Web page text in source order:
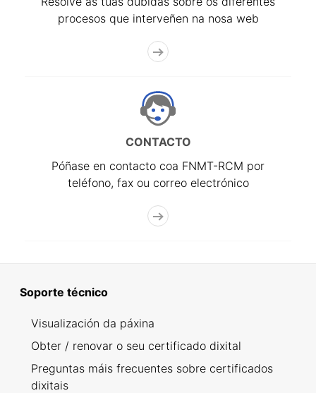
procesos que interveñen na nosa web
CONTACTO
Póñase en contacto coa FNMT-RCM por
teléfono, fax ou correo electrónico
Soporte técnico
Visualización da páxina
Obter / renovar o seu certificado dixital
Preguntas máis frecuentes sobre certificados
dixitais